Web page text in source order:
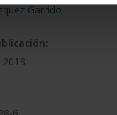
Garrido